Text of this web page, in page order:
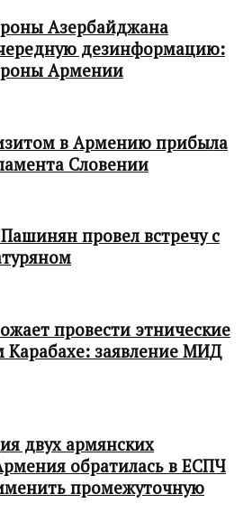
Азербайджана
дезинформацию:
Армении
в Армению прибыла
Словении
провел встречу с
провести этнические
Карабахе: заявление МИД
двух армянских
обратилась в ЕСПЧ
промежуточную